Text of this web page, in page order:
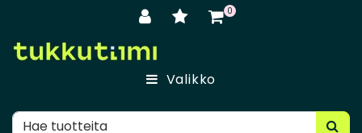
0
Valikko